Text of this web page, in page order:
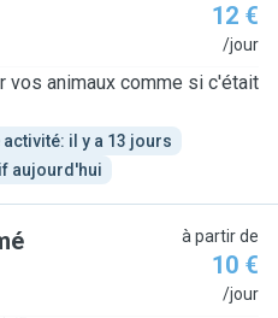
12 €
/jour
vos animaux comme si c'était
activité: il y a 13 jours
aujourd'hui
à partir de
10 €
/jour